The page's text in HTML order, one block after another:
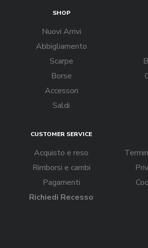
SHOP
Nuovi Arrivi
Abbigliamento
Scarpe
Borse
Accessori
Saldi
CUSTOMER SERVICE
Acquisto e reso
Rimborsi e cambi
Pagamenti
Richiedi Recesso